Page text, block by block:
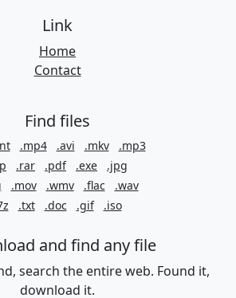
Link
Home
Contact
Find files
.mp4 .avi .mkv
.mp3
.rar .pdf .exe
.jpg
.mov .wmv .flac
.wav
.txt .doc .gif .iso
and find any file
search the entire web. Found it,
download it.